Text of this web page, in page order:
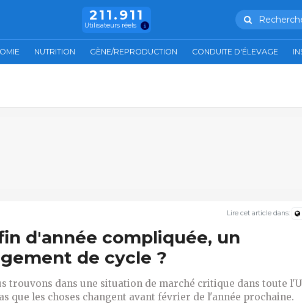
211.911
Utilisateurs réels
NUTRITION GÈNE/REPRODUCTION CONDUITE D'ÉLEVAGE
Lire cet article dans:
d'année compliquée, un
de cycle ?
trouvons dans une situation de marché critique dans toute
que les choses changent avant février de l'année prochaine.